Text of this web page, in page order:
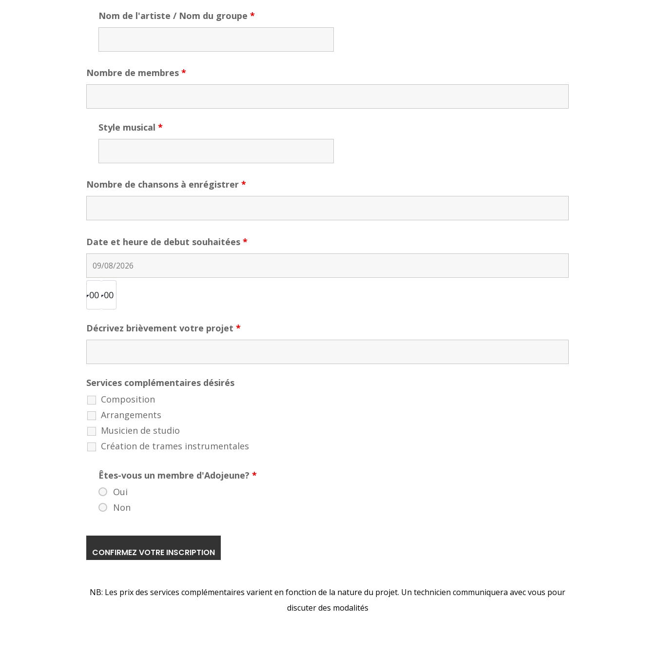
Nom de l'artiste / Nom du groupe*
Nombre de membres *
Style musical*
Nombre de chansons à enrégistrer *
Date et heure de debut souhaitées *
Décrivez brièvement votre projet *
Services complémentaires désirés
Composition
Arrangements
Musicien de studio
Création de trames instrumentales
Êtes-vous un membre d'Adojeune?*
Oui
Non
NB: Les prix des services complémentaires varient en fonction de la nature du projet. Un technicien communiquera avec vous pour
discuter des modalités